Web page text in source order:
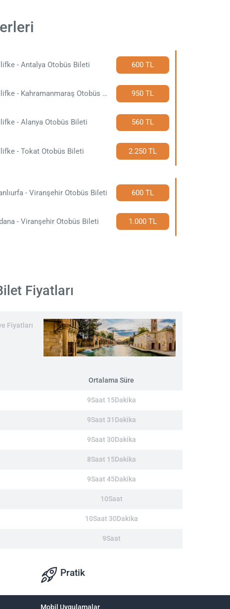
- Antalya Otobüs Bileti 600 TL
Silifke - Kahramanmaraş Otobüs Bileti 950 TL
- Alanya Otobüs Bileti 560 TL
- Tokat Otobüs Bileti 2.250 TL
- Viranşehir Otobüs Bileti 600 TL
- Viranşehir Otobüs Bileti 1.000 TL
Fiyatları
Fiyatları
Ortalama Süre
9Saat 15Dakika
9Saat 31Dakika
9Saat 30Dakika
8Saat 15Dakika
9Saat 45Dakika
10Saat
10Saat 30Dakika
9Saat
Pratik
Mobil Uygulamalar